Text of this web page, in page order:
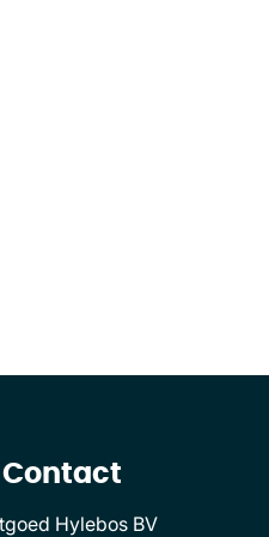
Contact
Hylebos BV